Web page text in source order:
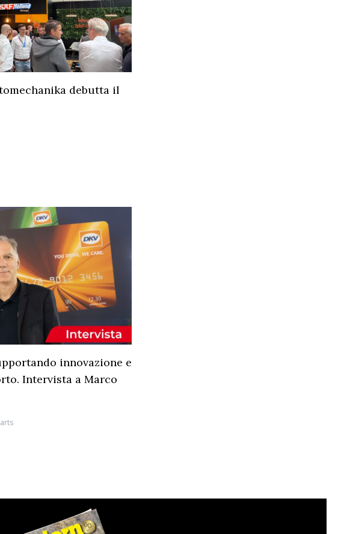
debutta il
innovazione e
Intervista a Marco